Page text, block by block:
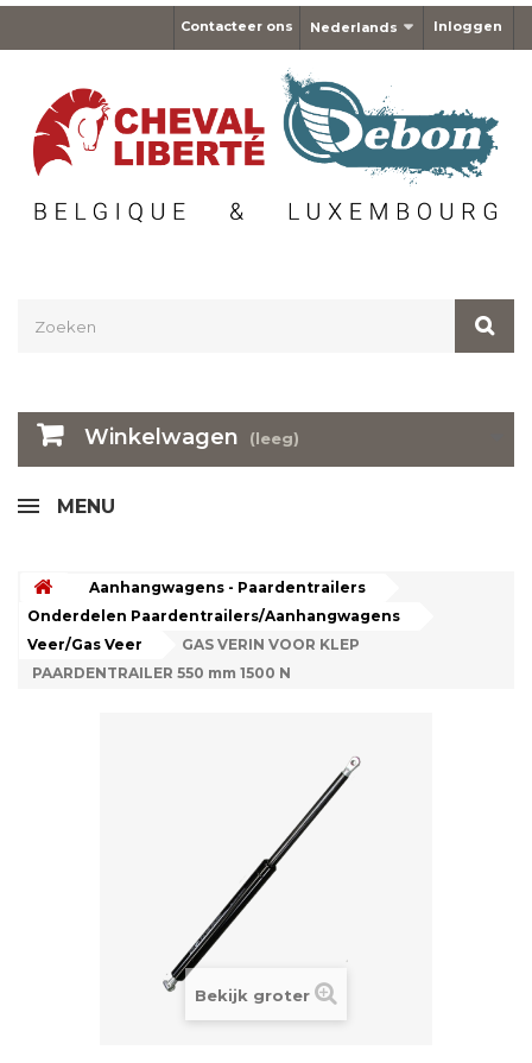
Inloggen
Nederlands
Contacteer ons
Winkelwagen (leeg)
MENU
Aanhangwagens - Paardentrailers
Onderdelen Paardentrailers/Aanhangwagens
Veer/Gas Veer
GAS VERIN VOOR KLEP
PAARDENTRAILER 550 mm 1500 N
Bekijk groter